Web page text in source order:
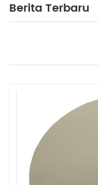
Berita Terbaru